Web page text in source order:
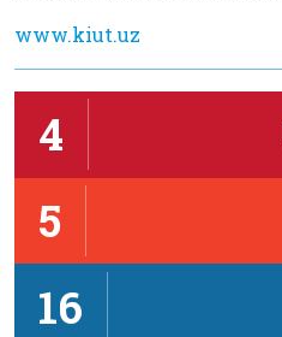
www.kiut.uz
4
5
16